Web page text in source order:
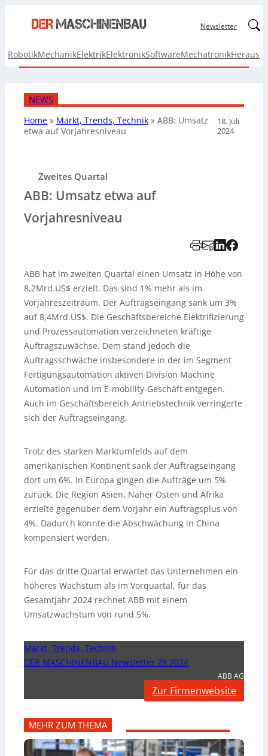
Newsletter
RobotikMechanikElektrikElektronikSoftwareMechatronik
NEWS
Home » Markt, Trends, Technik » ABB: Umsatz
etwa auf Vorjahresniveau
18. Juli
2024
Zweites Quartal
ABB: Umsatz etwa auf
Vorjahresniveau
ABB hat im zweiten Quartal einen Umsatz in Höhe von
8,2Mrd.US$ erzielt. Das sind 1% mehr als im
Vorjahreszeitraum. Der Auftragseingang sank um 3%
auf 8,4Mrd.US$. Die Geschäftsbereiche Elektrifizierung
und Prozessautomation verzeichneten kräftige
Auftragszuwächse. Dem stand jedoch die
Auftragsschwäche insbesondere in der im Segment
Fertigungsautomation aktiven Division Machine
Automation und im E-mobility-Geschäft entgegen.
Auch im Geschäftsbereich Antriebstechnik verringerte
sich der Auftragseingang.
Trotz des starken Marktumfelds auf dem
amerikanischen Kontinent sank der Auftragseingang
dort um 6%. In Europa gingen die Aufträge um 5%
zurück. Die Region Asien, Naher Osten und Afrika
erzielte gegenüber dem Vorjahr ein Auftragsplus von
4%. Dadurch konnte die Abschwächung in China
kompensiert werden.
Für das dritte Quartal erwartet das Unternehmen ein
höheres Wachstum als im Vorquartal, für das
Gesamtjahr 2024 rechnet ABB mit einem
Umsatzwachstum von rund 5%.
Markt, Trends, Technik
DER MASCHINENBAU Newsletter 28 2024
ABB AG
Zur Firmenwebsite
MEHR ZUM THEMA